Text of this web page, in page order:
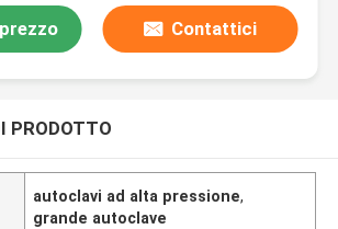
Contattici
PRODOTTO
autoclavi ad alta pressione,
grande autoclave